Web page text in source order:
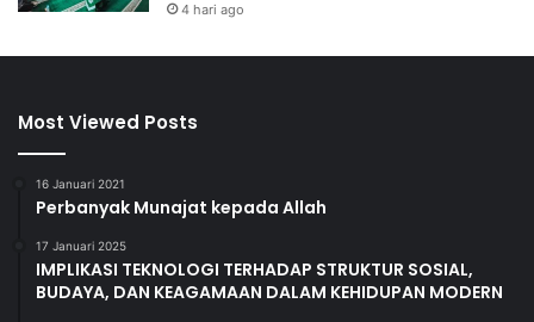
4 hari ago
Most Viewed Posts
16 Januari 2021
Perbanyak Munajat kepada Allah
17 Januari 2025
IMPLIKASI TEKNOLOGI TERHADAP STRUKTUR SOSIAL,
BUDAYA, DAN KEAGAMAAN DALAM KEHIDUPAN MODERN